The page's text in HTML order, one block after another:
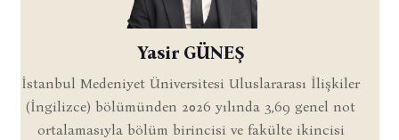
Yasir GÜNEŞ
İstanbul Medeniyet Üniversitesi Uluslararası İlişkiler
(İngilizce) bölümünden 2026 yılında 3,69 genel not
ortalamasıyla bölüm birincisi ve fakülte ikincisi